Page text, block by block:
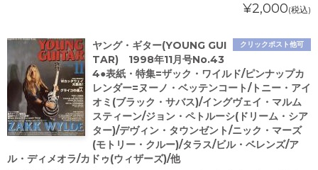
¥2,000(税込)
クリックポスト他可
ヤング・ギター(YOUNG GUI
TAR) 1998年11月号No.43
4●表紙・特集=ザック・ワイルド/ピンナップカ
レンダー=ヌーノ・ベッテンコート/トニー・アイ
オミ(ブラック・サバス)/イングヴェイ・マルム
スティーン/ジョン・ペトルーシ(ドリーム・シア
ター)/デヴィン・タウンゼント/ニック・マーズ
(モトリー・クルー)/タラス/ビル・ベレンズ/ア
ル・ディメオラ/カドゥ(ウィザーズ)/他